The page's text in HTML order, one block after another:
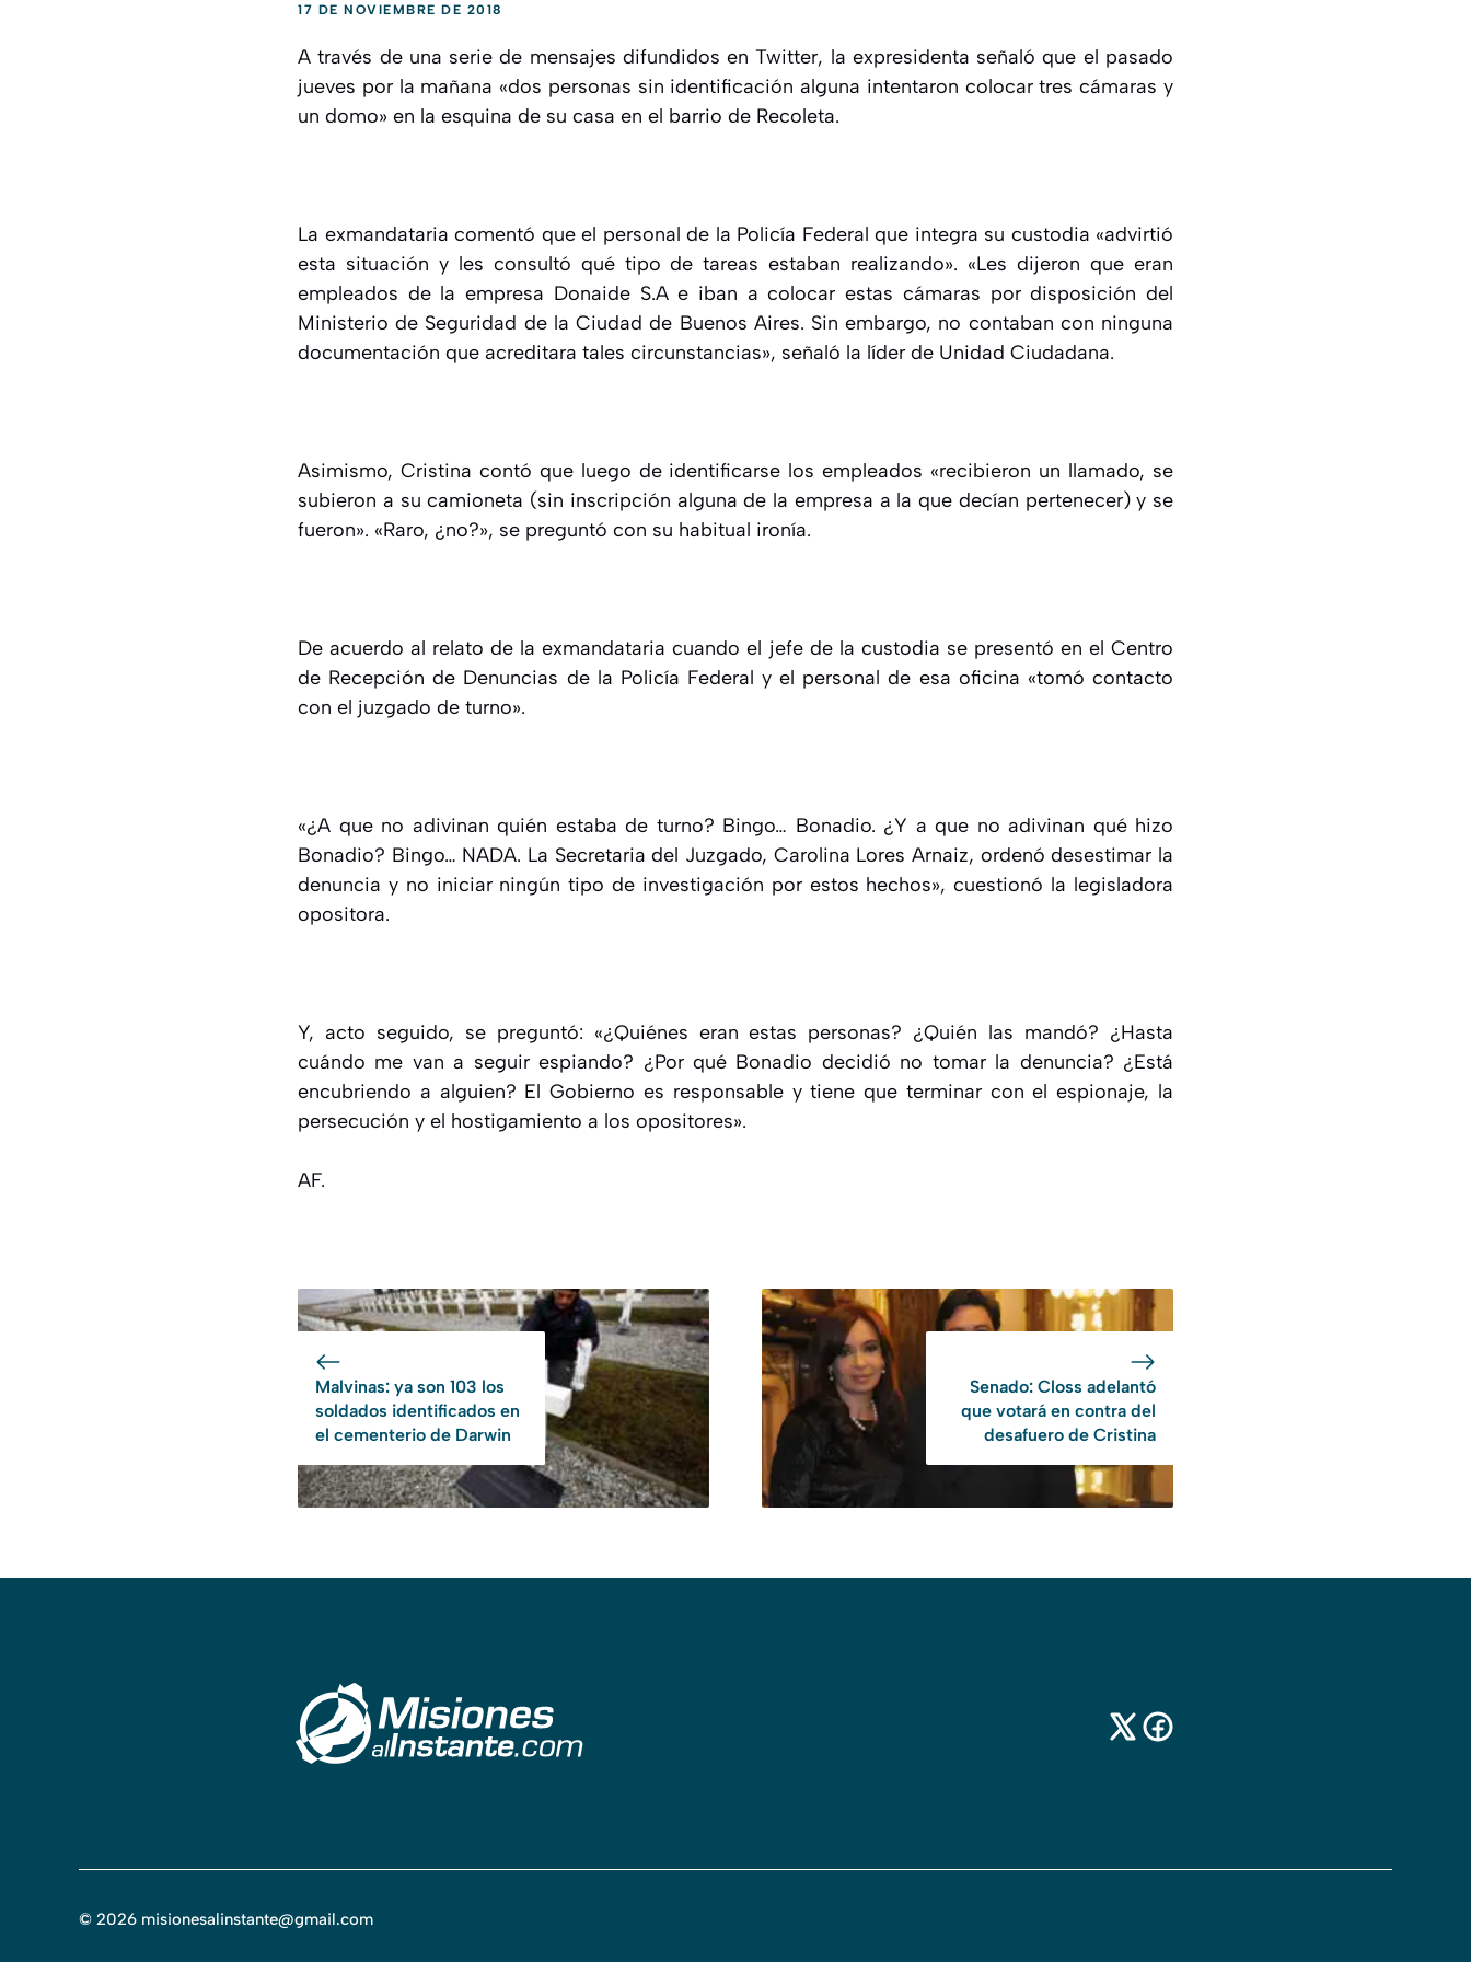
17 DE NOVIEMBRE DE 2018
A través de una serie de mensajes difundidos en Twitter, la expresidenta señaló que el pasado
jueves por la mañana «dos personas sin identificación alguna intentaron colocar tres cámaras y
un domo» en la esquina de su casa en el barrio de Recoleta.
La exmandataria comentó que el personal de la Policía Federal que integra su custodia «advirtió
esta situación y les consultó qué tipo de tareas estaban realizando». «Les dijeron que eran
empleados de la empresa Donaide S.A e iban a colocar estas cámaras por disposición del
Ministerio de Seguridad de la Ciudad de Buenos Aires. Sin embargo, no contaban con ninguna
documentación que acreditara tales circunstancias», señaló la líder de Unidad Ciudadana.
Asimismo, Cristina contó que luego de identificarse los empleados «recibieron un llamado, se
subieron a su camioneta (sin inscripción alguna de la empresa a la que decían pertenecer) y se
fueron». «Raro, ¿no?», se preguntó con su habitual ironía.
De acuerdo al relato de la exmandataria cuando el jefe de la custodia se presentó en el Centro
de Recepción de Denuncias de la Policía Federal y el personal de esa oficina «tomó contacto
con el juzgado de turno».
«¿A que no adivinan quién estaba de turno? Bingo… Bonadio. ¿Y a que no adivinan qué hizo
Bonadio? Bingo… NADA. La Secretaria del Juzgado, Carolina Lores Arnaiz, ordenó desestimar la
denuncia y no iniciar ningún tipo de investigación por estos hechos», cuestionó la legisladora
opositora.
Y, acto seguido, se preguntó: «¿Quiénes eran estas personas? ¿Quién las mandó? ¿Hasta
cuándo me van a seguir espiando? ¿Por qué Bonadio decidió no tomar la denuncia? ¿Está
encubriendo a alguien? El Gobierno es responsable y tiene que terminar con el espionaje, la
persecución y el hostigamiento a los opositores».
AF.
Malvinas: ya son 103 los
soldados identificados en
el cementerio de Darwin
Senado: Closs adelantó
que votará en contra del
desafuero de Cristina
© 2026 misionesalinstante@gmail.com